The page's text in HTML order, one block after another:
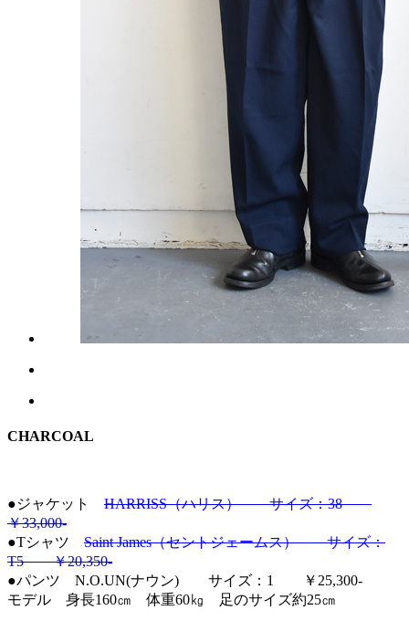
CHARCOAL
●ジャケット HARRISS（ハリス） サイズ：38
￥33,000-
●Tシャツ Saint James（セントジェームス） サイズ：
T5 ￥20,350-
●パンツ N.O.UN(ナウン) サイズ：1 ￥25,300-
モデル 身長160㎝ 体重60㎏ 足のサイズ約25㎝